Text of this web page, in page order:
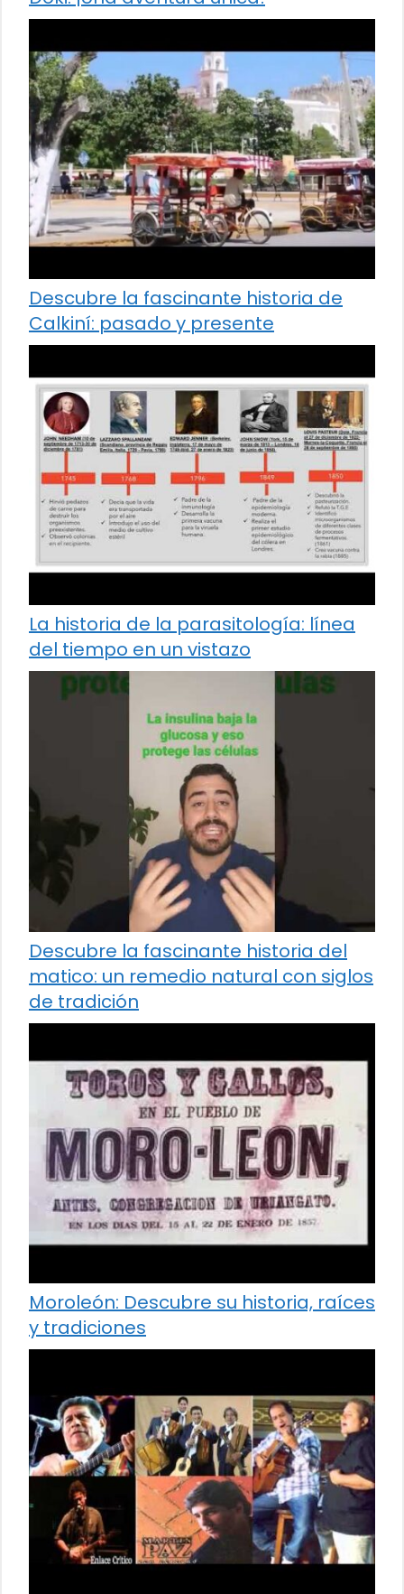
Descubre la fascinante historia de
Calkiní: pasado y presente
La historia de la parasitología: línea
del tiempo en un vistazo
Descubre la fascinante historia del
matico: un remedio natural con siglos
de tradición
Moroleón: Descubre su historia, raíces
y tradiciones